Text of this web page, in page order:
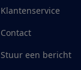
Klantenservice
Contact
Stuur een bericht